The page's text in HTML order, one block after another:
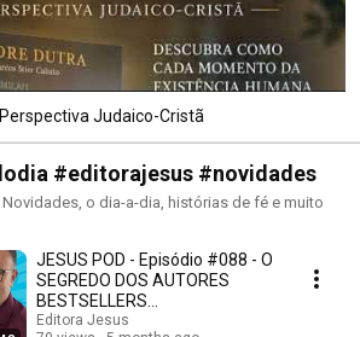
Judaico-Cristã
#editorajesus #novidades
o dia-a-dia, histórias de fé e muito
JESUS POD - Episódio #088 - O
SEGREDO DOS AUTORES
BESTSELLERS
#autoresbestsellers
Editora Jesus